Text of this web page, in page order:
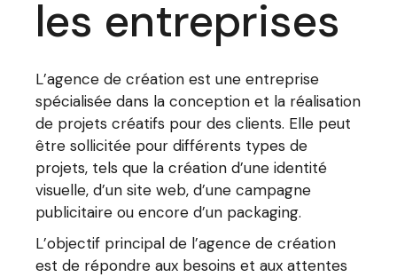
les entreprises
L’agence de création est une entreprise
spécialisée dans la conception et la réalisation
de projets créatifs pour des clients. Elle peut
être sollicitée pour différents types de
projets, tels que la création d’une identité
visuelle, d’un site web, d’une campagne
publicitaire ou encore d’un packaging.
L’objectif principal de l’agence de création
est de répondre aux besoins et aux attentes